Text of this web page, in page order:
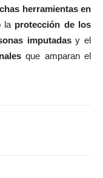
herramientas en
la protección de los
imputadasy el
que amparan el